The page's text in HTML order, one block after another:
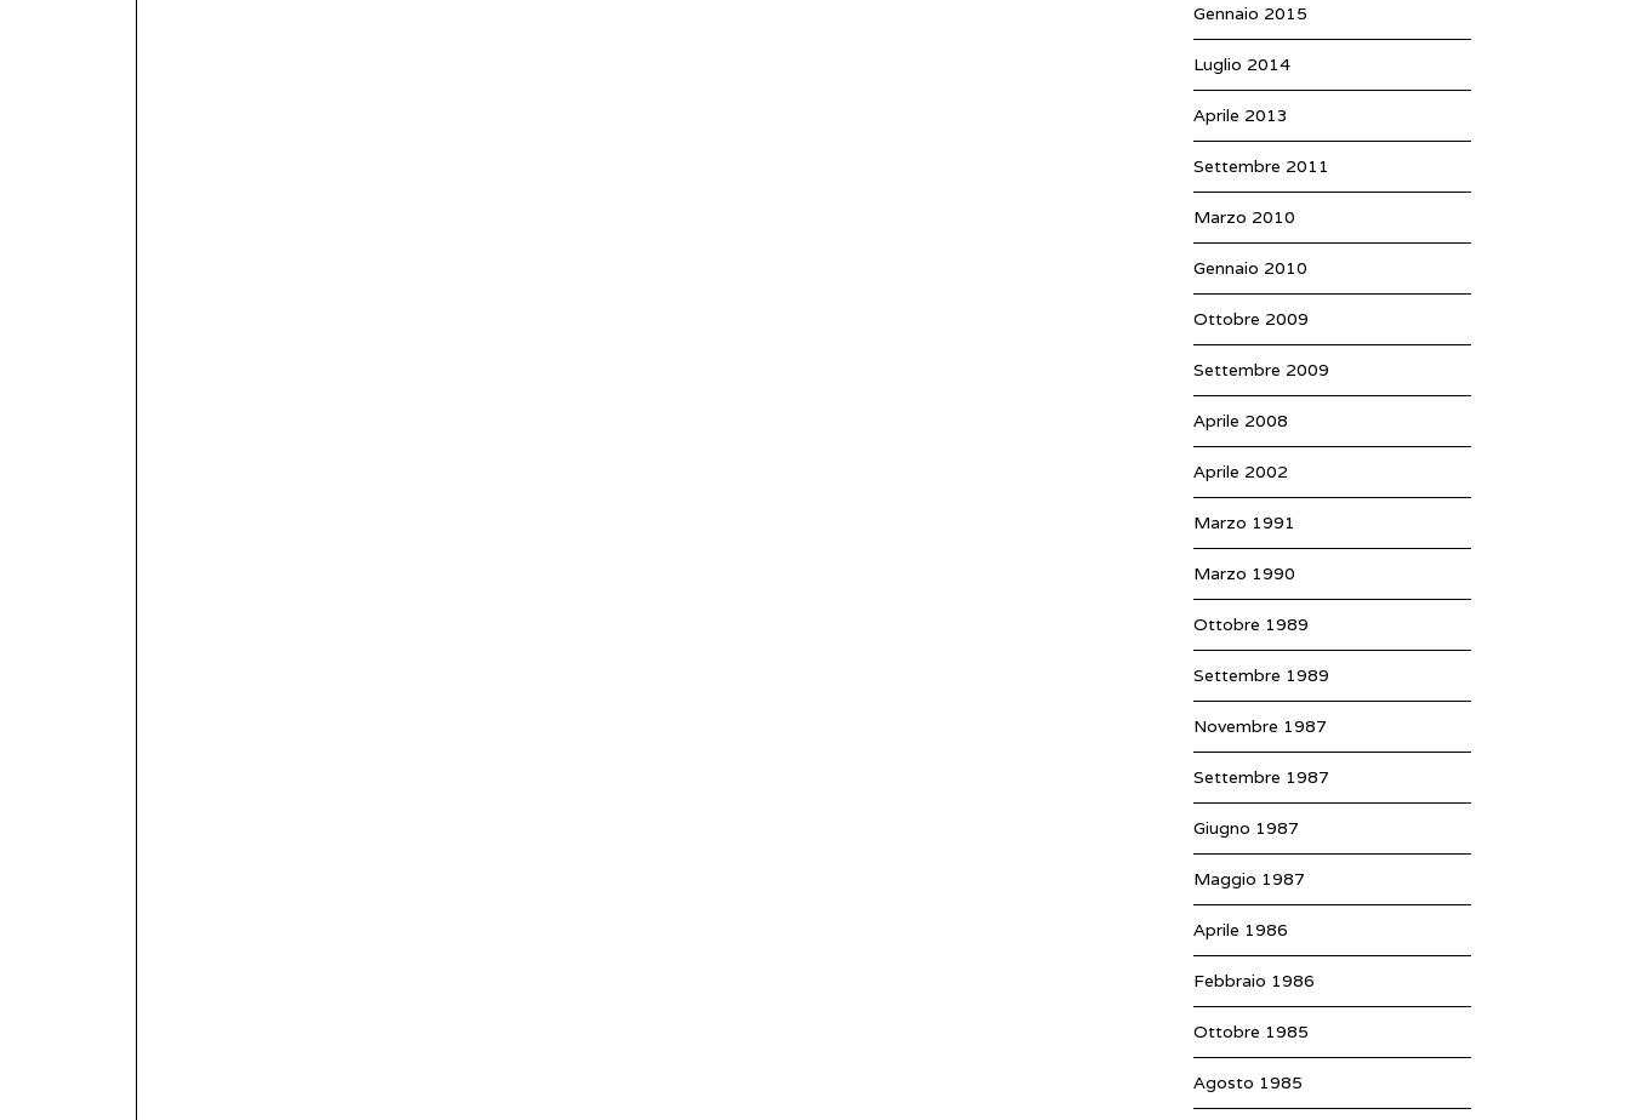
Gennaio 2015
Luglio 2014
Aprile 2013
Settembre 2011
Marzo 2010
Gennaio 2010
Ottobre 2009
Settembre 2009
Aprile 2008
Aprile 2002
Marzo 1991
Marzo 1990
Ottobre 1989
Settembre 1989
Novembre 1987
Settembre 1987
Giugno 1987
Maggio 1987
Aprile 1986
Febbraio 1986
Ottobre 1985
Agosto 1985